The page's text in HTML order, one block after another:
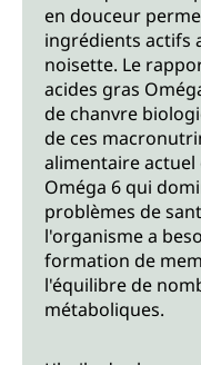
en douceur
ingrédients actifs
noisette. Le
acides gras
de chanvre
de ces
alimentaire actuel
Oméga 6 qui
problèmes de
l'organisme a
formation de
l'équilibre de
métaboliques.